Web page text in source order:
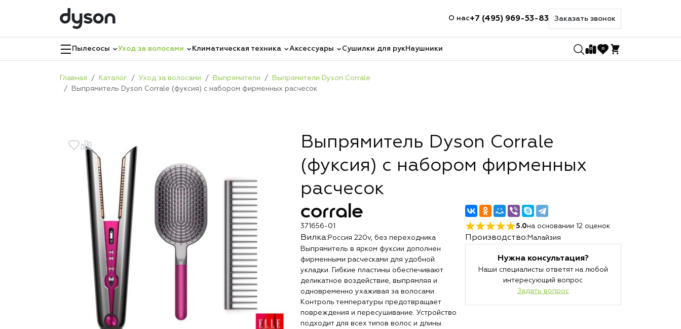
О нас+7 (495) 969-53-83 Заказать звонок
Пылесосы Уход за волосами Климатическая техника Аксессуары Сушилки для рукНаушники 0 0
Главная Каталог Уход за волосами Выпрямители
Выпрямители Dyson Corrale
Выпрямитель Dyson Corrale (фуксия) с набором фирменных расчесок
Выпрямитель Dyson Corrale
(фуксия) с набором фирменных
расчесок
corrale
371656-01 5.0на основании 12оценок
Вилка: Россия 220v, без переходника Производство: Малайзия
Выпрямитель в ярком фуксии дополнен
фирменными расческами для удобной
укладки. Гибкие пластины обеспечивают
деликатное воздействие, выпрямляя и
одновременно ухаживая за волосами.
Контроль температуры предотвращает
повреждения и пересушивание. Устройство
подходит для всех типов волос и длины.
Нужна консультация?
Наши специалисты ответят на любой
интересующий вопрос
Задать вопрос